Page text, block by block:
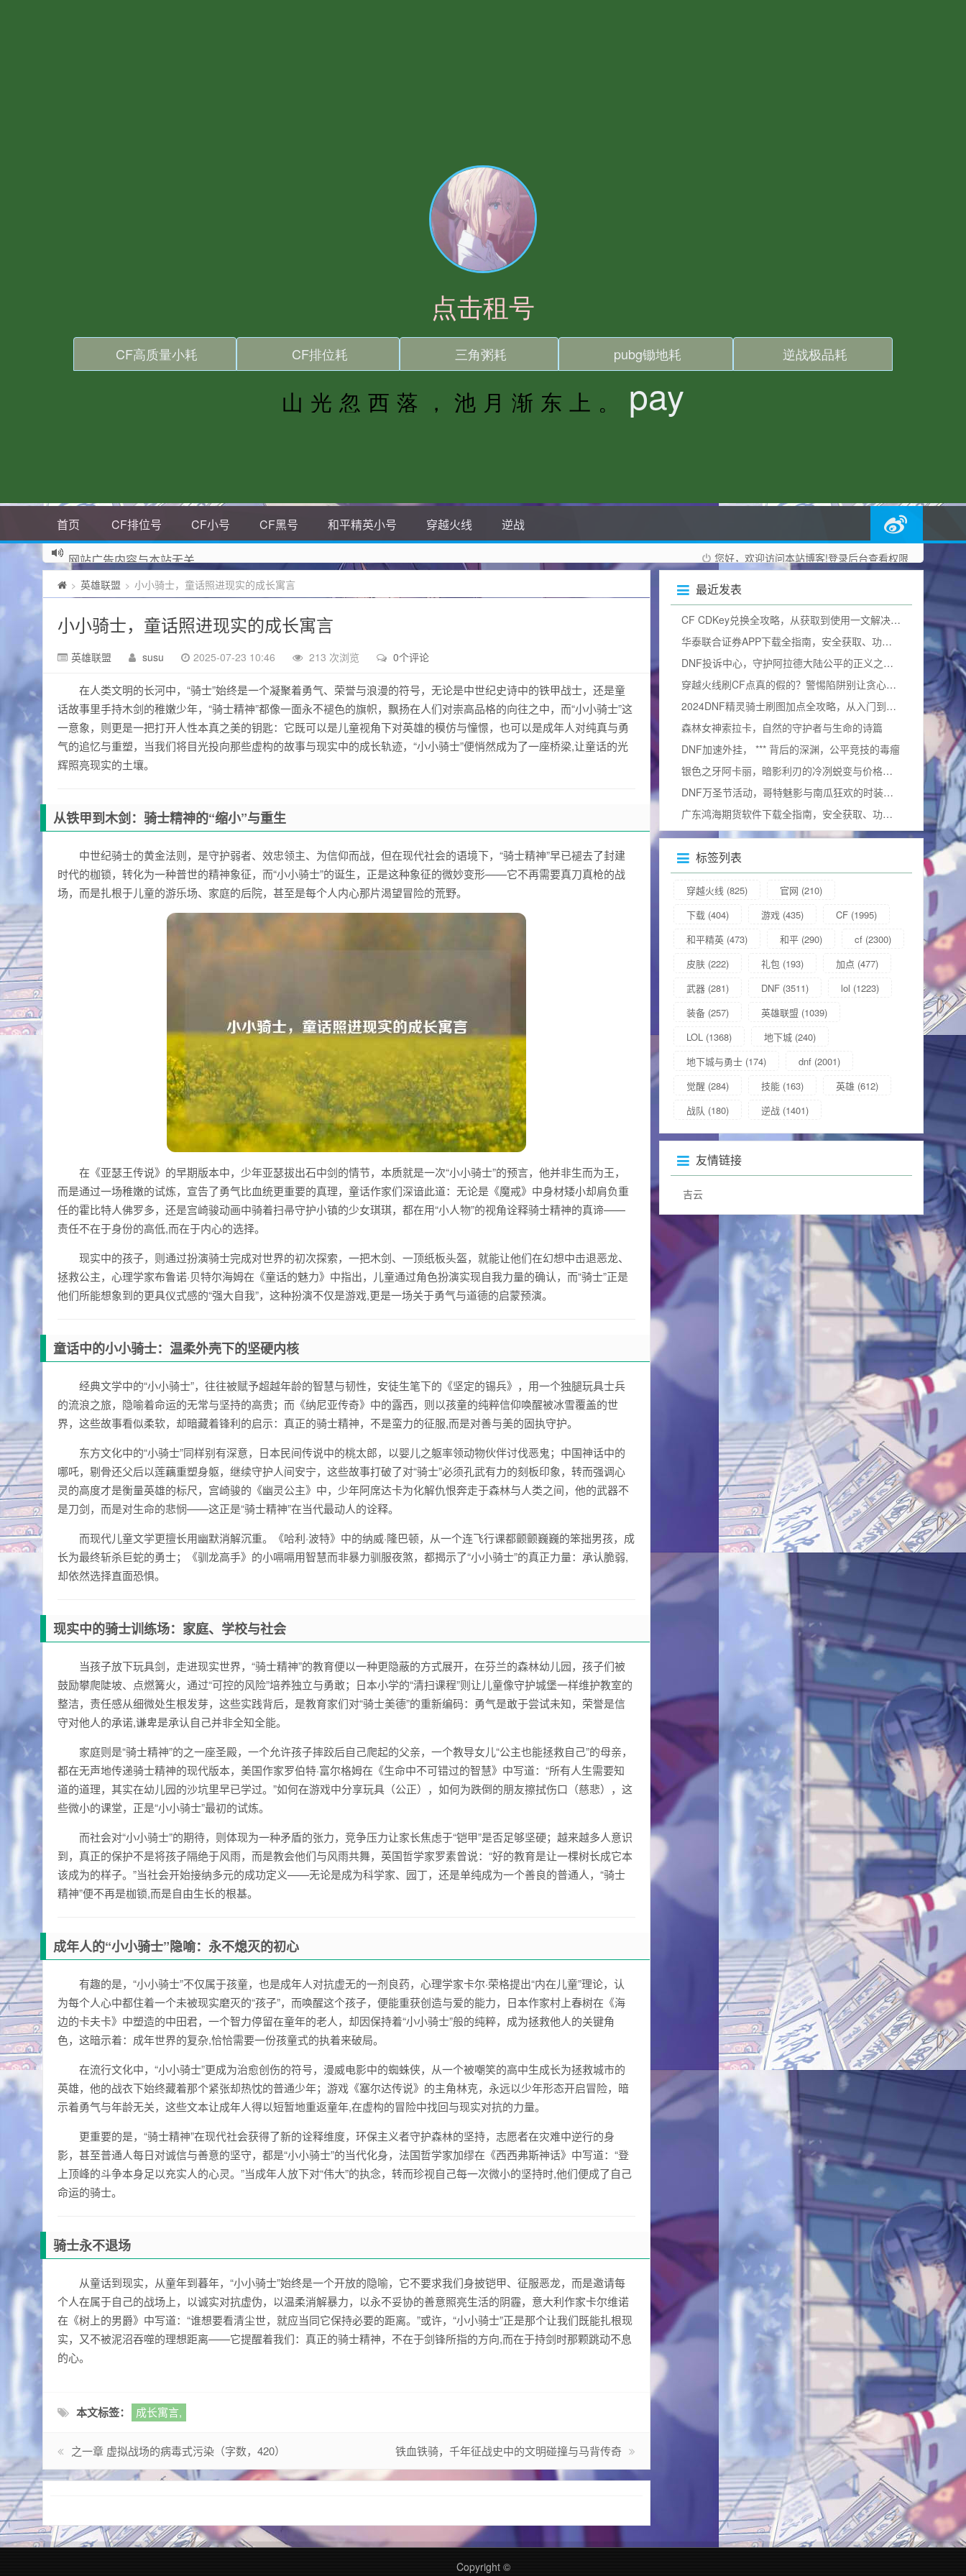
首页 CF排位号 CF小号 CF黑号 和平精英小号 穿越火线 逆战
您好，欢迎访问本站博客!登录后台查看权限
网站广告内容与本站无关
> 英雄联盟 > 小小骑士，童话照进现实的成长寓言
小小骑士，童话照进现实的成长寓言
英雄联盟 susu 2025-07-23 10:46 213 次浏览 0个评论
在人类文明的长河中，“骑士”始终是一个凝聚着勇气、荣誉与浪漫的符号，无论是中世纪史诗中的铁甲战士，还是童
话故事里手持木剑的稚嫩少年，“骑士精神”都像一面永不褪色的旗帜，飘扬在人们对崇高品格的向往之中，而“小小骑士”这
一意象，则更是一把打开人性本真之美的钥匙：它既可以是儿童视角下对英雄的模仿与憧憬，也可以是成年人对纯真与勇
气的追忆与重塑，当我们将目光投向那些虚构的故事与现实中的成长轨迹，“小小骑士”便悄然成为了一座桥梁,让童话的光
辉照亮现实的土壤。
从铁甲到木剑：骑士精神的“缩小”与重生
中世纪骑士的黄金法则，是守护弱者、效忠领主、为信仰而战，但在现代社会的语境下，“骑士精神”早已褪去了封建
时代的枷锁，转化为一种普世的精神象征，而“小小骑士”的诞生，正是这种象征的微妙变形——它不再需要真刀真枪的战
场，而是扎根于儿童的游乐场、家庭的后院，甚至是每个人内心那片渴望冒险的荒野。
在《亚瑟王传说》的早期版本中，少年亚瑟拔出石中剑的情节，本质就是一次“小小骑士”的预言，他并非生而为王，
而是通过一场稚嫩的试炼，宣告了勇气比血统更重要的真理，童话作家们深谙此道：无论是《魔戒》中身材矮小却肩负重
任的霍比特人佛罗多，还是宫崎骏动画中骑着扫帚守护小镇的少女琪琪，都在用“小人物”的视角诠释骑士精神的真谛——
责任不在于身份的高低,而在于内心的选择。
现实中的孩子，则通过扮演骑士完成对世界的初次探索，一把木剑、一顶纸板头盔，就能让他们在幻想中击退恶龙、
拯救公主，心理学家布鲁诺·贝特尔海姆在《童话的魅力》中指出，儿童通过角色扮演实现自我力量的确认，而“骑士”正是
他们所能想象到的更具仪式感的“强大自我”，这种扮演不仅是游戏,更是一场关于勇气与道德的启蒙预演。
童话中的小小骑士：温柔外壳下的坚硬内核
经典文学中的“小小骑士”，往往被赋予超越年龄的智慧与韧性，安徒生笔下的《坚定的锡兵》，用一个独腿玩具士兵
的流浪之旅，隐喻着命运的无常与坚持的高贵；而《纳尼亚传奇》中的露西，则以孩童的纯粹信仰唤醒被冰雪覆盖的世
界，这些故事看似柔软，却暗藏着锋利的启示：真正的骑士精神，不是蛮力的征服,而是对善与美的固执守护。
东方文化中的“小骑士”同样别有深意，日本民间传说中的桃太郎，以婴儿之躯率领动物伙伴讨伐恶鬼；中国神话中的
哪吒，剔骨还父后以莲藕重塑身躯，继续守护人间安宁，这些故事打破了对“骑士”必须孔武有力的刻板印象，转而强调心
灵的高度才是衡量英雄的标尺，宫崎骏的《幽灵公主》中，少年阿席达卡为化解仇恨奔走于森林与人类之间，他的武器不
是刀剑，而是对生命的悲悯——这正是“骑士精神”在当代最动人的诠释。
而现代儿童文学更擅长用幽默消解沉重。《哈利·波特》中的纳威·隆巴顿，从一个连飞行课都颤颤巍巍的笨拙男孩，成
长为最终斩杀巨蛇的勇士；《驯龙高手》的小嗝嗝用智慧而非暴力驯服夜煞，都揭示了“小小骑士”的真正力量：承认脆弱,
却依然选择直面恐惧。
现实中的骑士训练场：家庭、学校与社会
当孩子放下玩具剑，走进现实世界，“骑士精神”的教育便以一种更隐蔽的方式展开，在芬兰的森林幼儿园，孩子们被
鼓励攀爬陡坡、点燃篝火，通过“可控的风险”培养独立与勇敢；日本小学的“清扫课程”则让儿童像守护城堡一样维护教室的
整洁，责任感从细微处生根发芽，这些实践背后，是教育家们对“骑士美德”的重新编码：勇气是敢于尝试未知，荣誉是信
守对他人的承诺,谦卑是承认自己并非全知全能。
家庭则是“骑士精神”的之一座圣殿，一个允许孩子摔跤后自己爬起的父亲，一个教导女儿“公主也能拯救自己”的母亲，
都在无声地传递骑士精神的现代版本，美国作家罗伯特·富尔格姆在《生命中不可错过的智慧》中写道：“所有人生需要知
道的道理，其实在幼儿园的沙坑里早已学过。”如何在游戏中分享玩具（公正），如何为跌倒的朋友擦拭伤口（慈悲），这
些微小的课堂，正是“小小骑士”最初的试炼。
而社会对“小小骑士”的期待，则体现为一种矛盾的张力，竞争压力让家长焦虑于“铠甲”是否足够坚硬；越来越多人意识
到，真正的保护不是将孩子隔绝于风雨，而是教会他们与风雨共舞，英国哲学家罗素曾说：“好的教育是让一棵树长成它本
该成为的样子。”当社会开始接纳多元的成功定义——无论是成为科学家、园丁，还是单纯成为一个善良的普通人，“骑士
精神”便不再是枷锁,而是自由生长的根基。
成年人的“小小骑士”隐喻：永不熄灭的初心
有趣的是，“小小骑士”不仅属于孩童，也是成年人对抗虚无的一剂良药，心理学家卡尔·荣格提出“内在儿童”理论，认
为每个人心中都住着一个未被现实磨灭的“孩子”，而唤醒这个孩子，便能重获创造与爱的能力，日本作家村上春树在《海
边的卡夫卡》中塑造的中田君，一个智力停留在童年的老人，却因保持着“小小骑士”般的纯粹，成为拯救他人的关键角
色，这暗示着：成年世界的复杂,恰恰需要一份孩童式的执着来破局。
在流行文化中，“小小骑士”更成为治愈创伤的符号，漫威电影中的蜘蛛侠，从一个被嘲笑的高中生成长为拯救城市的
英雄，他的战衣下始终藏着那个紧张却热忱的普通少年；游戏《塞尔达传说》的主角林克，永远以少年形态开启冒险，暗
示着勇气与年龄无关，这些文本让成年人得以短暂地重返童年,在虚构的冒险中找回与现实对抗的力量。
更重要的是，“骑士精神”在现代社会获得了新的诠释维度，环保主义者守护森林的坚持，志愿者在灾难中逆行的身
影，甚至普通人每日对诚信与善意的坚守，都是“小小骑士”的当代化身，法国哲学家加缪在《西西弗斯神话》中写道：“登
上顶峰的斗争本身足以充实人的心灵。”当成年人放下对“伟大”的执念，转而珍视自己每一次微小的坚持时,他们便成了自己
命运的骑士。
骑士永不退场
从童话到现实，从童年到暮年，“小小骑士”始终是一个开放的隐喻，它不要求我们身披铠甲、征服恶龙，而是邀请每
个人在属于自己的战场上，以诚实对抗虚伪，以温柔消解暴力，以永不妥协的善意照亮生活的阴霾，意大利作家卡尔维诺
在《树上的男爵》中写道：“谁想要看清尘世，就应当同它保持必要的距离。”或许，“小小骑士”正是那个让我们既能扎根现
实，又不被泥沼吞噬的理想距离——它提醒着我们：真正的骑士精神，不在于剑锋所指的方向,而在于持剑时那颗跳动不息
的心。
本文标签： 成长寓言,
之一章 虚拟战场的病毒式污染（字数，420） 铁血铁骑，千年征战史中的文明碰撞与马背传奇
最近发表
CF CDKey兑换全攻略，从获取到使用一文解决所有疑问（含2025兑换码）
华泰联合证券APP下载全指南，安全获取、功能解析与使用技巧
DNF投诉中心，守护阿拉德大陆公平的正义之门官方网站
穿越火线刷CF点真的假的？警惕陷阱别让贪心毁掉游戏体验
2024DNF精灵骑士刷图加点全攻略，从入门到精通，打造一线输出（附加点图）
森林女神索拉卡，自然的守护者与生命的诗篇
DNF加速外挂， *** 背后的深渊，公平竞技的毒瘤
银色之牙阿卡丽，暗影利刃的冷冽蜕变与价格询问
DNF万圣节活动，哥特魅影与南瓜狂欢的时装奇幻碰撞
广东鸿海期货软件下载全指南，安全获取、功能解析与使用技巧
标签列表
穿越火线 (825) 官网 (210)
下载 (404) 游戏 (435) CF (1995)
和平精英 (473) 和平 (290) cf (2300)
皮肤 (222) 礼包 (193) 加点 (477)
武器 (281) DNF (3511) lol (1223)
装备 (257) 英雄联盟 (1039)
LOL (1368) 地下城 (240)
地下城与勇士 (174) dnf (2001)
觉醒 (284) 技能 (163) 英雄 (612)
战队 (180) 逆战 (1401)
友情链接
吉云
Copyright ©